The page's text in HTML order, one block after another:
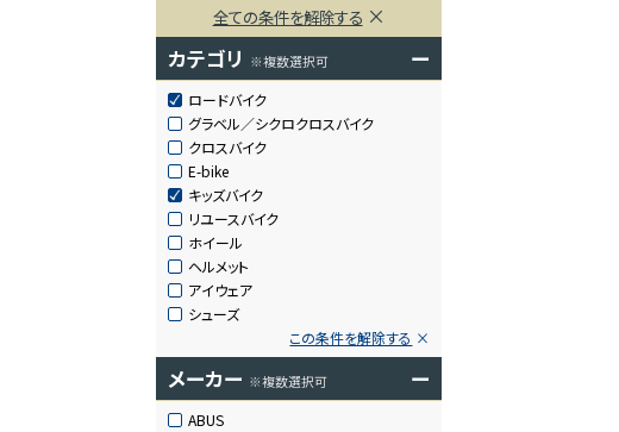
全ての条件を解除する
カテゴリ ※複数選択可 ー
ロードバイク
グラベル／シクロクロスバイク
クロスバイク
E-bike
キッズバイク
リユースバイク
ホイール
ヘルメット
アイウェア
シューズ
この条件を解除する
メーカー ※複数選択可 ー
ABUS